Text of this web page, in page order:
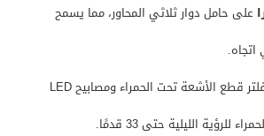
على حامل دوار ثلاثي المحاور، مما يسمح
كما أنه مزود بفلتر قطع الأشعة تحت الحمراء ومصابيح LED
للرؤية الليلية حتى 33 قدمًا.